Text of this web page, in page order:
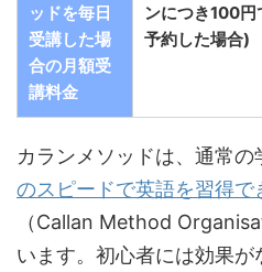
ッドを毎日
受講した場
合の月額受
講料金
ンにつき100円
予約した場合)
カランメソッドは、通常の
のスピードで英語を習得で
（Callan Method
います。初心者には効果